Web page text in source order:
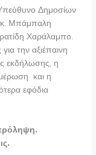
Δημοσίων
κ. Μπάμπαλη
Χαράλαμπο.
την αξιέπαινη
εκδήλωσης, η
και η
εφόδια